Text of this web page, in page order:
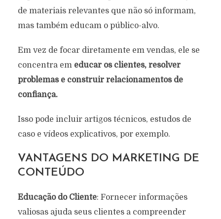
de materiais relevantes que não só informam,
mas também educam o público-alvo.
Em vez de focar diretamente em vendas, ele se
concentra em educar os clientes, resolver
problemas e construir relacionamentos de
confiança.
Isso pode incluir artigos técnicos, estudos de
caso e vídeos explicativos, por exemplo.
VANTAGENS DO MARKETING DE
CONTEÚDO
Educação do Cliente: Fornecer informações
valiosas ajuda seus clientes a compreender